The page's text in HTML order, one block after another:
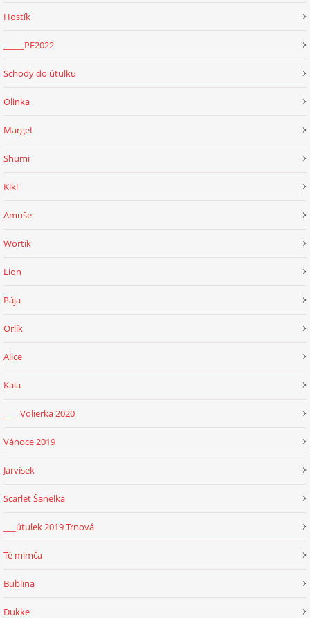
Hostík
_____PF2022
Schody do útulku
Olinka
Marget
Shumi
Kiki
Amuše
Wortík
Lion
Pája
Orlík
Alice
Kala
____Volierka 2020
Vánoce 2019
Jarvísek
Scarlet Šanelka
___útulek 2019 Trnová
Té mimča
Bublina
Dukke